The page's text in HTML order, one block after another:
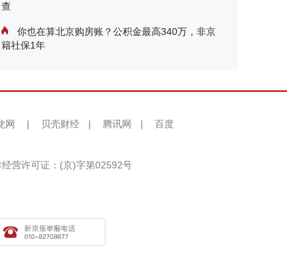
查
你也在算北京购房账？公积金最高340万，非京
籍社保1年
网 | 贝壳财经 | 腾讯网 | 百度
营许可证：(京)字第02592号